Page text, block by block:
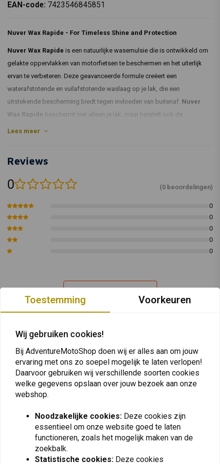
EAN-code: 7423546845851
Nuver Wax Rapide - For Timeless Shine and Protection
Nuver Wax Rapide is een natuurlijke wasemulsie die is ontwikkeld om
gelakte oppervlakken van motorfietsen te beschermen en het uiterlijk
ervan te verbeteren. Deze geavanceerde formule creëert een
waterafstotende en vuilafstotende waslaag op je lak, die een
uitstekende bescherming biedt tegen invloeden van buitenaf. Nuver
Wax Rapide beschermt niet alleen je lak, maar herstelt ook de
oorspronkelijke showroomglans zonder gebruik van siliconen.
Effectieve bescherming:
Gemakkelijk aan te brengen:
De handige 500 ml verpakking maakt
Behoudt de kwaliteit van de lak:
Houdt je lak zacht en ziet er geweldig
uit.
Milieuvriendelijk:
motor en het milieu.
reiniger zoals Nuver Universal Cleaner. Breng vervolgens
Rapidegelijkmatig aan op het gehele oppervlak. Veeg de wax met lichte
Geef uw motorfiets een nieuw uiterlijk en bescherm hem met passie -
kies Nuver Wax Rapide voor een tijdloos vleugje klasse op uw lak.
Lees meer
Reviews
0 (0 beoordelingen)
0
0
0
0
0
Vergelijkbare producten
Toestemming Voorkeuren
Wij gebruiken cookies!
Bij AdventureMotoShop doen wij er alles aan om jouw
ervaring met ons zo soepel mogelijk te laten verlopen!
Daarvoor gebruiken wij verschillende soorten cookies
welke gegevens opslaan over jouw bezoek aan onze
webshop.
Noodzakelijke cookies: Deze cookies zijn
essentieel om onze website goed te laten
functioneren, zoals het mogelijk maken van de
zoekbalk.
Statistische cookies: Deze cookies